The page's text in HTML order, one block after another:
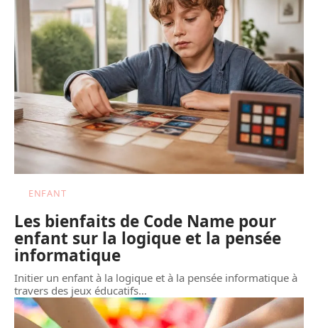
ENFANT
Les bienfaits de Code Name pour
enfant sur la logique et la pensée
informatique
Initier un enfant à la logique et à la pensée informatique à
travers des jeux éducatifs…